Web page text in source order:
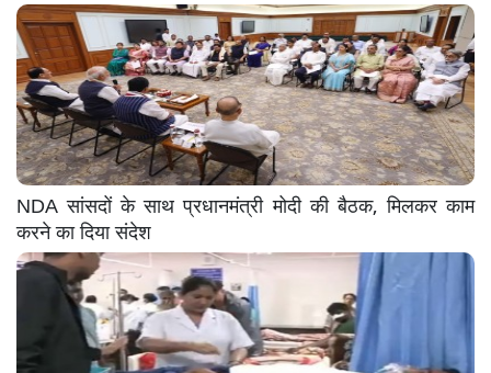
NDA सांसदों के साथ प्रधानमंत्री मोदी की बैठक, मिलकर काम
करने का दिया संदेश